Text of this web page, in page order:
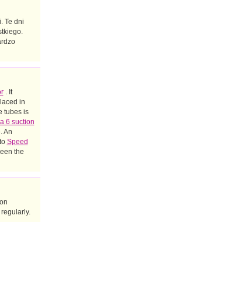
Te dni
. It
in
tubes is
6 suction
An
Speed
the